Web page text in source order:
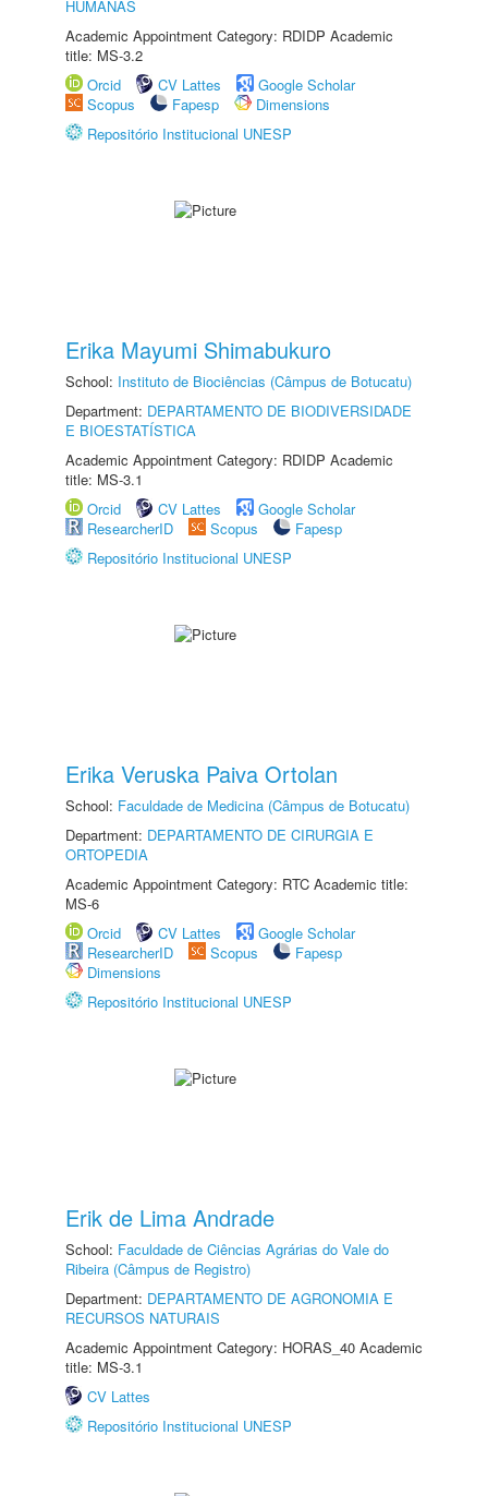
HUMANAS
Academic Appointment Category: RDIDP Academic
title: MS-3.2
Orcid
CV Lattes
Google Scholar
Scopus
Fapesp
Dimensions
Repositório Institucional UNESP
Erika Mayumi Shimabukuro
School: Instituto de Biociências (Câmpus de Botucatu)
Department: DEPARTAMENTO DE BIODIVERSIDADE
E BIOESTATÍSTICA
Academic Appointment Category: RDIDP Academic
title: MS-3.1
Orcid
CV Lattes
Google Scholar
ResearcherID
Scopus
Fapesp
Repositório Institucional UNESP
Erika Veruska Paiva Ortolan
School: Faculdade de Medicina (Câmpus de Botucatu)
Department: DEPARTAMENTO DE CIRURGIA E
ORTOPEDIA
Academic Appointment Category: RTC Academic title:
MS-6
Orcid
CV Lattes
Google Scholar
ResearcherID
Scopus
Fapesp
Dimensions
Repositório Institucional UNESP
Erik de Lima Andrade
School: Faculdade de Ciências Agrárias do Vale do
Ribeira (Câmpus de Registro)
Department: DEPARTAMENTO DE AGRONOMIA E
RECURSOS NATURAIS
Academic Appointment Category: HORAS_40 Academic
title: MS-3.1
CV Lattes
Repositório Institucional UNESP